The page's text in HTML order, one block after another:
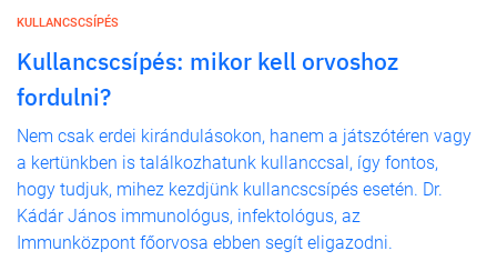
KULLANCSCSÍPÉS
Kullancscsípés: mikor kell orvoshoz
fordulni?
Nem csak erdei kirándulásokon, hanem a játszótéren vagy
a kertünkben is találkozhatunk kullanccsal, így fontos,
hogy tudjuk, mihez kezdjünk kullancscsípés esetén. Dr.
Kádár János immunológus, infektológus, az
Immunközpont főorvosa ebben segít eligazodni.